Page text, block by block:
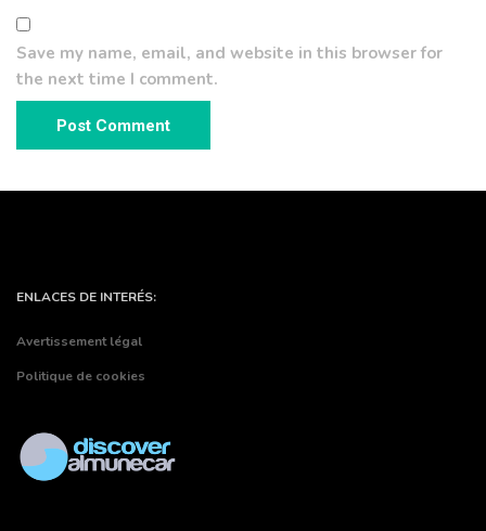
Save my name, email, and website in this browser for
the next time I comment.
ENLACES DE INTERÉS:
Avertissement légal
Politique de cookies